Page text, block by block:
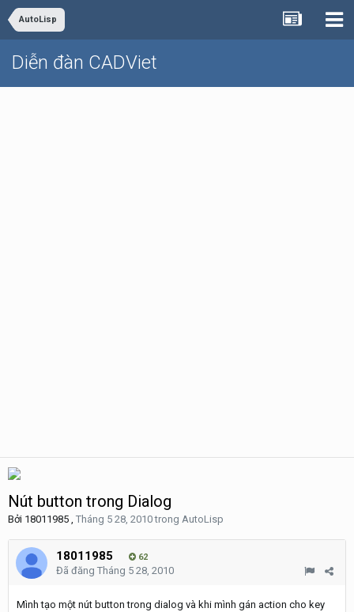
AutoLisp
Diễn đàn CADViet
Nút button trong Dialog
Bởi 18011985 , Tháng 5 28, 2010trong AutoLisp
18011985 62
Đã đăng Tháng 5 28, 2010
Mình tạo một nút button trong dialog và khi mình gán action cho key